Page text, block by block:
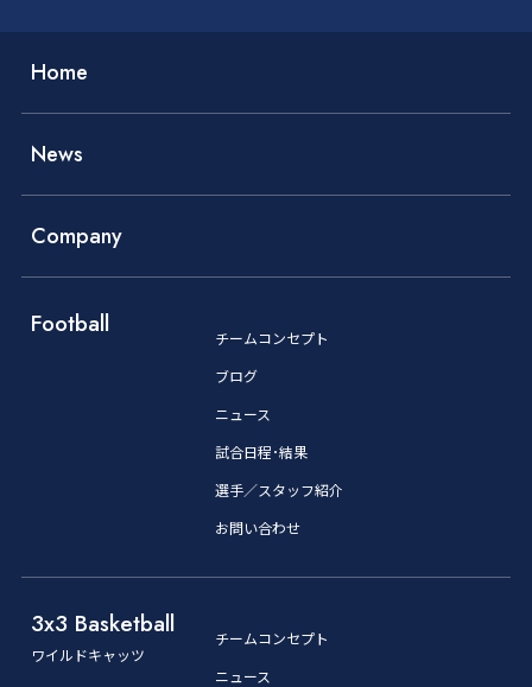
Home
News
Company
Football
チームコンセプト
ブログ
ニュース
試合日程･結果
選手／スタッフ紹介
お問い合わせ
3x3 Basketball
ワイルドキャッツ
チームコンセプト
ニュース